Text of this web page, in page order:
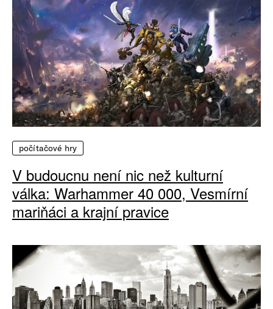
počítačové hry
V budoucnu není nic než kulturní
válka: Warhammer 40 000, Vesmírní
mariňáci a krajní pravice